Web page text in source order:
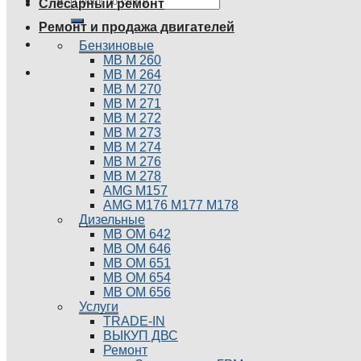
Слесарный ремонт
Ремонт и продажа двигателей
Бензиновые
MB М 260
MB М 264
MB М 270
MB М 271
MB М 272
MB М 273
MB М 274
MB М 276
MB М 278
AMG М157
AMG М176 М177 М178
Дизельные
MB ОМ 642
MB ОМ 646
MB ОМ 651
MB OM 654
MB ОМ 656
Услуги
TRADE-IN
ВЫКУП ДВС
Ремонт